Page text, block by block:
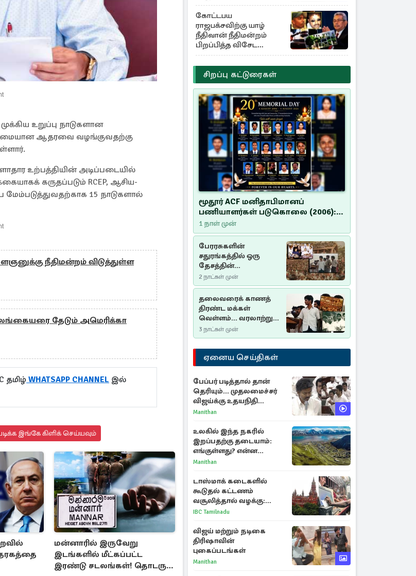
உறுப்பு நாடுகளான
ஆதரவை வழங்குவதற்கு
உற்பத்தியின் அடிப்படையில்
கருதப்படும் RCEP, ஆசிய-
மேம்படுத்துவதற்காக 15 நாடுகளால்
நீதிமன்றம் விடுத்துள்ள
தேடும் அமெரிக்கா
தமிழ் WHATSAPP CHANNEL இல்
இங்கே கிளிக் செய்யவும்
மன்னாரில் இருவேறு
இடங்களில் மீட்கப்பட்ட
இரண்டு சடலங்கள்! தொடரும்
கோட்டபய
ராஜபக்சவிற்கு யாழ்
நீதிவான் நீதிமன்றம்
பிறப்பித்த விசேட
உத்தரவு!
சிறப்பு கட்டுரைகள்
மூதூர் ACF மனிதாபிமானப்
பணியாளர்கள் படுகொலை (2006):
20 ஆண்டுகளாகியும் நீதி
மறுக்கப்பட்ட மனிதாபிமானப்
பேரவலம்
1 நாள் முன்
பேரரசுகளின்
சதுரங்கத்தில் ஒரு
தேசத்தின்
தீர்க்கதரிசனம் :
சுதுமலை பிரகடனம்
ஒரு வரலாற்றுப் பாடம்
2 நாட்கள் முன்
தலைவரைக் காணத்
திரண்ட மக்கள்
வெள்ளம்... வரலாற்றுச்
சிறப்புமிக்க சுதுமலைப்
பிரகடனம்…
3 நாட்கள் முன்
ஏனைய செய்திகள்
பேப்பர் படித்தால் தான்
தெரியும்... முதலமைச்சர்
விஜய்க்கு உதயநிதி
ஸ்டாலின் பதிலடி
Manithan
உலகில் இந்த நகரில்
இறப்பதற்கு தடையாம்:
எங்குள்ளது? என்ன
காரணம் தெரியுமா?
Manithan
டாஸ்மாக் கடைகளில்
கூடுதல் கட்டணம்
வசூலித்தால் வழக்கு:
சென்னை உயர்நீதிமன்றம்
IBC Tamilnadu
விஜய் மற்றும் நடிகை
திரிஷாவின்
புகைப்படங்கள்
Manithan